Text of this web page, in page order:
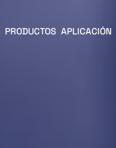
PRODUCTOS APLICACIÓN